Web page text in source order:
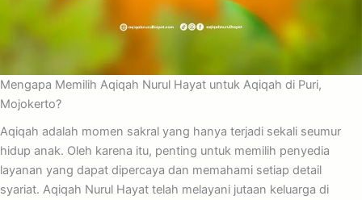
Mengapa Memilih Aqiqah Nurul Hayat untuk Aqiqah di Puri,
Mojokerto?
Aqiqah adalah momen sakral yang hanya terjadi sekali seumur
hidup anak. Oleh karena itu, penting untuk memilih penyedia
layanan yang dapat dipercaya dan memahami setiap detail
syariat. Aqiqah Nurul Hayat telah melayani jutaan keluarga di